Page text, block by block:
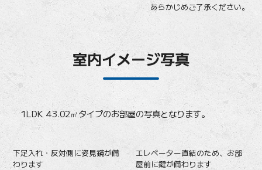
あらかじめご了承ください。
室内イメージ写真
1LDK 43.02㎡タイプのお部屋の写真となります。
下足入れ・反対側に姿見鏡が備
わります
エレベーター直結のため、お部
屋前に鍵が備わります